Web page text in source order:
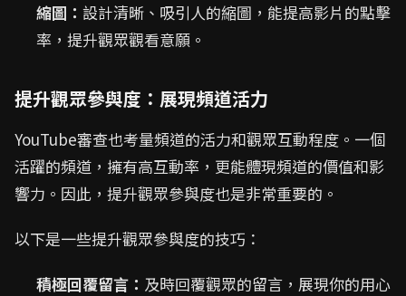
縮圖： 設計清晰、吸引人的縮圖，能提高影片的點擊
率，提升觀眾觀看意願。
提升觀眾參與度：展現頻道活力
YouTube審查也考量頻道的活力和觀眾互動程度。一個
活躍的頻道，擁有高互動率，更能體現頻道的價值和影
響力。因此，提升觀眾參與度也是非常重要的。
以下是一些提升觀眾參與度的技巧：
積極回覆留言： 及時回覆觀眾的留言，展現你的用心